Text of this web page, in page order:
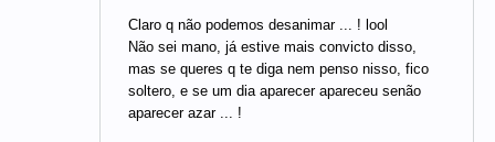
Claro q não podemos desanimar ... ! lool
Não sei mano, já estive mais convicto disso,
mas se queres q te diga nem penso nisso, fico
soltero, e se um dia aparecer apareceu senão
aparecer azar ... !